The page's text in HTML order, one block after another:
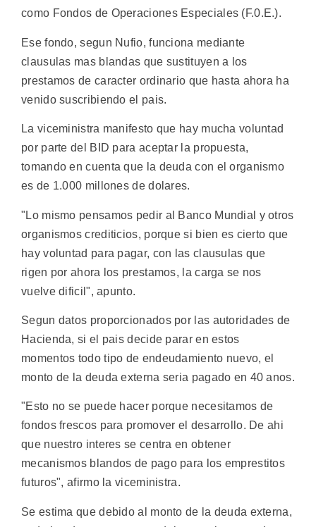
como Fondos de Operaciones Especiales (F.0.E.).
Ese fondo, segun Nufio, funciona mediante
clausulas mas blandas que sustituyen a los
prestamos de caracter ordinario que hasta ahora ha
venido suscribiendo el pais.
La viceministra manifesto que hay mucha voluntad
por parte del BID para aceptar la propuesta,
tomando en cuenta que la deuda con el organismo
es de 1.000 millones de dolares.
"Lo mismo pensamos pedir al Banco Mundial y otros
organismos crediticios, porque si bien es cierto que
hay voluntad para pagar, con las clausulas que
rigen por ahora los prestamos, la carga se nos
vuelve dificil", apunto.
Segun datos proporcionados por las autoridades de
Hacienda, si el pais decide parar en estos
momentos todo tipo de endeudamiento nuevo, el
monto de la deuda externa seria pagado en 40 anos.
"Esto no se puede hacer porque necesitamos de
fondos frescos para promover el desarrollo. De ahi
que nuestro interes se centra en obtener
mecanismos blandos de pago para los emprestitos
futuros", afirmo la viceministra.
Se estima que debido al monto de la deuda externa,